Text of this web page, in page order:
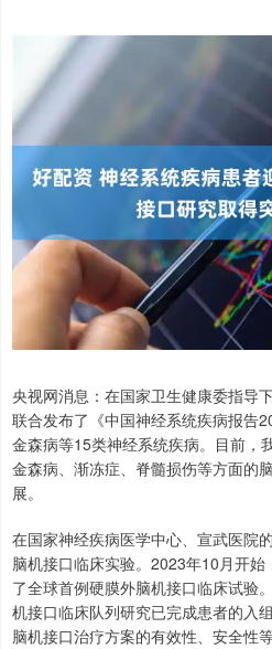
央视网消息：在国家卫生健康委指导
联合发布了《中国神经系统疾病报告
金森病等15类神经系统疾病。目前，
金森病、渐冻症、脊髓损伤等方面的
展。
在国家神经疾病医学中心、宣武医院
脑机接口临床实验。2023年10月开
了全球首例硬膜外脑机接口临床试验
机接口临床队列研究已完成患者的入
脑机接口治疗方案的有效性、安全性等